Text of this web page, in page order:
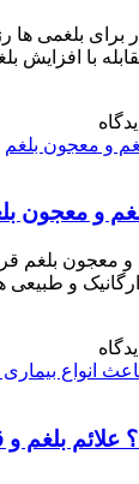
برای بلغمی
با افزایش
و معجون
و معجون بلغم
ارگانیک و طبیعی
بلغم و